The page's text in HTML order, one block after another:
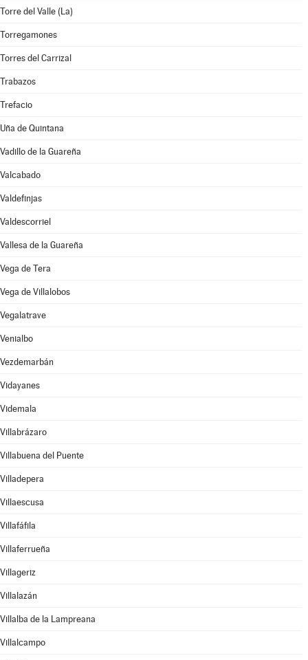
Torre del Valle (La)
Torregamones
Torres del Carrizal
Trabazos
Trefacio
Uña de Quintana
Vadillo de la Guareña
Valcabado
Valdefinjas
Valdescorriel
Vallesa de la Guareña
Vega de Tera
Vega de Villalobos
Vegalatrave
Venialbo
Vezdemarbán
Vidayanes
Videmala
Villabrázaro
Villabuena del Puente
Villadepera
Villaescusa
Villafáfila
Villaferrueña
Villageriz
Villalazán
Villalba de la Lampreana
Villalcampo